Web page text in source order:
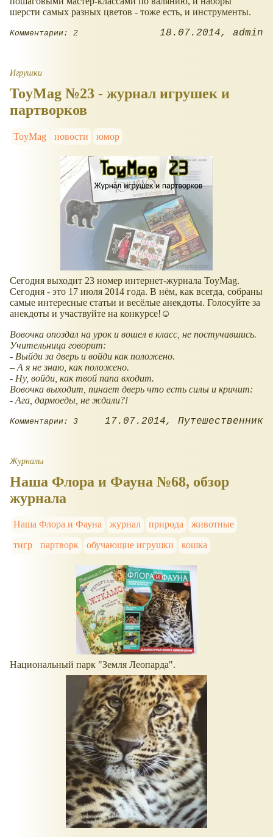
шерсти самых разных цветов - тоже есть, и инструменты.
Комментарии: 2 18.07.2014 admin
Игрушки
ToyMag №23 - журнал игрушек и
партворков
ToyMag новости юмор
Сегодня выходит 23 номер интернет-журнала ToyMag.
Сегодня - это 17 июля 2014 года. В нём, как всегда, собраны
самые интересные статьи и весёлые анекдоты. Голосуйте за
анекдоты и участвуйте на конкурсе!☺
Вовочка опоздал на урок и вошел в класс, не постучавшись.
Учительница говорит:
- Выйди за дверь и войди как положено.
– А я не знаю, как положено.
- Ну, войди, как твой папа входит.
Вовочка выходит, пинает дверь что есть силы и кричит:
- Ага, дармоеды, не ждали?!
Комментарии: 3 17.07.2014 Путешественник
Журналы
Наша Флора и Фауна №68, обзор
журнала
Наша Флора и Фауна журнал природа
животные
тигр
партворк обучающие игрушки кошка
Национальный парк "Земля Леопарда".